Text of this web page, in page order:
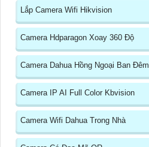
Lắp Camera Wifi Hikvision
Camera Hdparagon Xoay 360 Độ
Camera Dahua Hồng Ngoại Ban Đêm
Camera IP AI Full Color Kbvision
Camera Wifi Dahua Trong Nhà